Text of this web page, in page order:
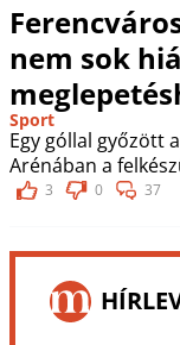
nem sok
Sport
Egy góllal győzött
Arénában a
3 0 37